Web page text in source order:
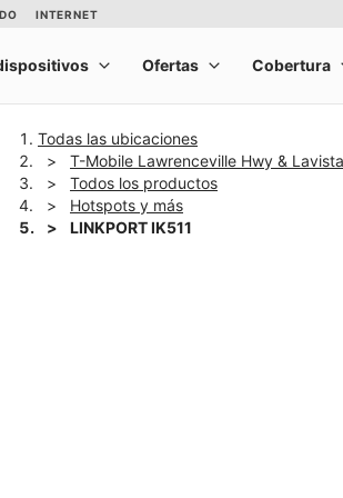
Todas las ubicaciones
T-Mobile Lawrenceville Hwy &
Todos los productos
Hotspots y más
LINKPORT IK511
This carousel shows one large product image